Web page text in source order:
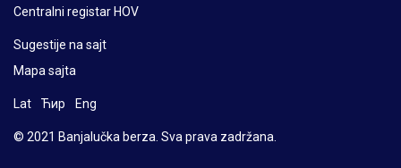
Centralni registar HOV
Sugestije na sajt
Mapa sajta
Lat Ћир Eng
© 2021 Banjalučka berza. Sva prava zadržana.